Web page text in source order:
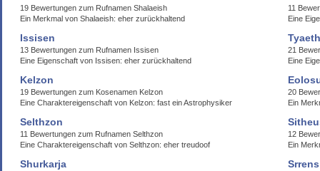
19 Bewertungen zum Rufnamen Shalaeish
Ein Merkmal von Shalaeish: eher zurückhaltend
11
Eine
Issisen
13 Bewertungen zum Rufnamen Issisen
Eine Eigenschaft von Issisen: eher zurückhaltend
21
Eine
Kelzon
19 Bewertungen zum Kosenamen Kelzon
Eine Charaktereigenschaft von Kelzon: fast ein Astrophysiker
20
Ein
Selthzon
11 Bewertungen zum Rufnamen Selthzon
Eine Charaktereigenschaft von Selthzon: eher treudoof
12
Ein
Shurkarja Srrens